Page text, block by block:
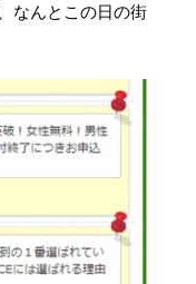
なんとこの日の街